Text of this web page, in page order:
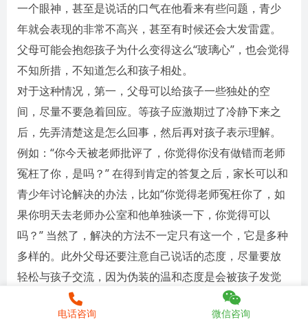
一个眼神，甚至是说话的口气在他看来有些问题，青少
年就会表现的非常不高兴，甚至有时候还会大发雷霆。
父母可能会抱怨孩子为什么变得这么“玻璃心”，也会觉得
不知所措，不知道怎么和孩子相处。
对于这种情况，第一，父母可以给孩子一些独处的空
间，尽量不要急着回应。等孩子应激期过了冷静下来之
后，先弄清楚这是怎么回事，然后再对孩子表示理解。
例如：“你今天被老师批评了，你觉得你没有做错而老师
冤枉了你，是吗？” 在得到肯定的答复之后，家长可以和
青少年讨论解决的办法，比如“你觉得老师冤枉你了，如
果你明天去老师办公室和他单独谈一下，你觉得可以
吗？” 当然了，解决的方法不一定只有这一个，它是多种
多样的。此外父母还要注意自己说话的态度，尽量要放
轻松与孩子交流，因为伪装的温和态度是会被孩子发觉
第二，父母对孩子不要冷眼旁观，要给予适当的关心和
电话咨询 微信咨询